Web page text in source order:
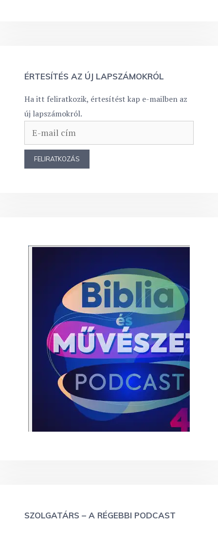
ÉRTESÍTÉS AZ ÚJ LAPSZÁMOKRÓL
Ha itt feliratkozik, értesítést kap e-mailben az
új lapszámokról.
SZOLGATÁRS – A RÉGEBBI PODCAST